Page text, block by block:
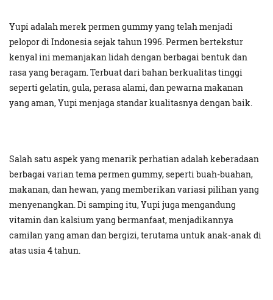
Yupi adalah merek permen gummy yang telah menjadi
pelopor di Indonesia sejak tahun 1996. Permen bertekstur
kenyal ini memanjakan lidah dengan berbagai bentuk dan
rasa yang beragam. Terbuat dari bahan berkualitas tinggi
seperti gelatin, gula, perasa alami, dan pewarna makanan
yang aman, Yupi menjaga standar kualitasnya dengan baik.
Salah satu aspek yang menarik perhatian adalah keberadaan
berbagai varian tema permen gummy, seperti buah-buahan,
makanan, dan hewan, yang memberikan variasi pilihan yang
menyenangkan. Di samping itu, Yupi juga mengandung
vitamin dan kalsium yang bermanfaat, menjadikannya
camilan yang aman dan bergizi, terutama untuk anak-anak di
atas usia 4 tahun.